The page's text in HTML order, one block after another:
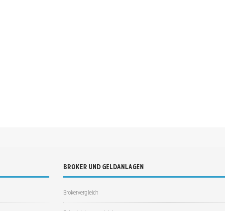
BROKER UND GELDANLAGEN
Brokervergleich